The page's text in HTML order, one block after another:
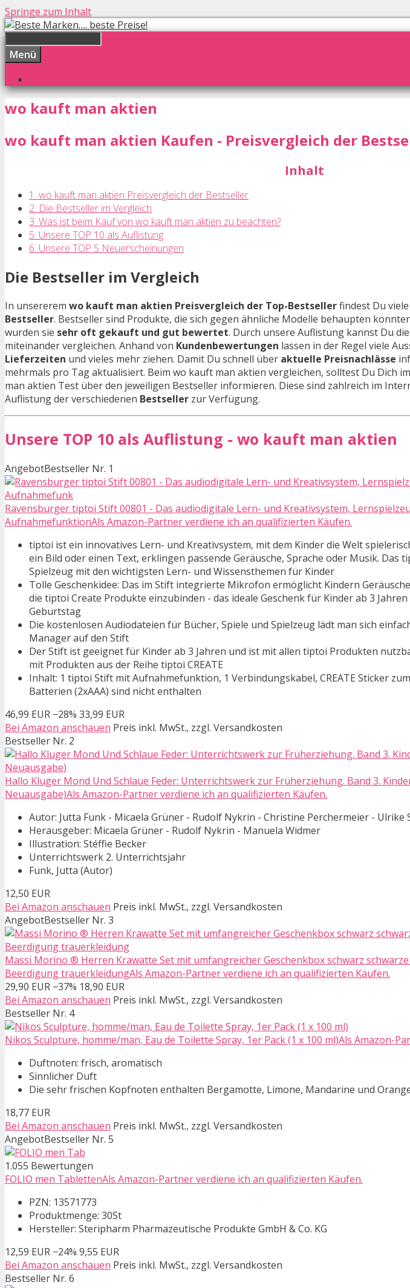
Springe zum Inhalt
Menü
wo kauft man aktien
wo kauft man aktien Kaufen - Preisvergleich der
Inhalt
1. wo kauft man aktien Preisvergleich der Bestseller
2. Die Bestseller im Vergleich
3. Was ist beim Kauf von wo kauft man aktien zu beachten?
5. Unsere TOP 10 als Auflistung
6. Unsere TOP 5 Neuerscheinungen
Die Bestseller im Vergleich
In unsererem wo kauft man aktien Preisvergleich der Top-Bestsellerfindest Du
Bestseller. Bestseller sind Produkte, die sich gegen ähnliche Modelle behaupten
wurden sie sehr oft gekauft und gut bewertet. Durch unsere Auflistung kannst Du die
miteinander vergleichen. Anhand von Kundenbewertungen lassen in der Regel viele
Lieferzeiten und vieles mehr ziehen. Damit Du schnell über aktuelle Preisnachlässe
mehrmals pro Tag aktualisiert. Beim wo kauft man aktien vergleichen, solltest Du Dich
man aktien Test über den jeweiligen Bestseller informieren. Diese sind zahlreich im
Auflistung der verschiedenen Bestseller zur Verfügung.
Unsere TOP 10 als Auflistung - wo kauft man aktien
AngebotBestseller Nr. 1
Ravensburger tiptoi Stift 00801 - Das audiodigitale Lern- und Kreativsystem,
AufnahmefunktionAls Amazon-Partner verdiene ich an qualifizierten Käufen.
tiptoi ist ein innovatives Lern- und Kreativsystem, mit dem Kinder die Welt
ein Bild oder einen Text, erklingen passende Geräusche, Sprache oder Musik. Das
Spielzeug mit den wichtigsten Lern- und Wissensthemen für Kinder
Tolle Geschenkidee: Das im Stift integrierte Mikrofon ermöglicht Kindern
die tiptoi Create Produkte einzubinden - das ideale Geschenk für Kinder ab 3
Geburtstag
Die kostenlosen Audiodateien für Bücher, Spiele und Spielzeug lädt man sich
Manager auf den Stift
Der Stift ist geeignet für Kinder ab 3 Jahren und ist mit allen tiptoi Produkten
mit Produkten aus der Reihe tiptoi CREATE
Inhalt: 1 tiptoi Stift mit Aufnahmefunktion, 1 Verbindungskabel, CREATE Sticker
Batterien (2xAAA) sind nicht enthalten
46,99 EUR −28% 33,99 EUR
Bei Amazon anschauen Preis inkl. MwSt., zzgl. Versandkosten
Bestseller Nr. 2
Hallo Kluger Mond Und Schlaue Feder: Unterrichtswerk zur Früherziehung. Band 3.
Neuausgabe)Als Amazon-Partner verdiene ich an qualifizierten Käufen.
Autor: Jutta Funk - Micaela Grüner - Rudolf Nykrin - Christine Perchermeier - Ulrike
Herausgeber: Micaela Grüner - Rudolf Nykrin - Manuela Widmer
Illustration: Stéffie Becker
Unterrichtswerk 2. Unterrichtsjahr
Funk, Jutta (Autor)
12,50 EUR
Bei Amazon anschauen Preis inkl. MwSt., zzgl. Versandkosten
AngebotBestseller Nr. 3
Massi Morino ® Herren Krawatte Set mit umfangreicher Geschenkbox schwarz
Beerdigung trauerkleidungAls Amazon-Partner verdiene ich an qualifizierten Käufen.
29,90 EUR −37% 18,90 EUR
Bei Amazon anschauen Preis inkl. MwSt., zzgl. Versandkosten
Bestseller Nr. 4
Nikos Sculpture, homme/man, Eau de Toilette Spray, 1er Pack (1 x 100 ml)Als Amazon-
Duftnoten: frisch, aromatisch
Sinnlicher Duft
Die sehr frischen Kopfnoten enthalten Bergamotte, Limone, Mandarine und
18,77 EUR
Bei Amazon anschauen Preis inkl. MwSt., zzgl. Versandkosten
AngebotBestseller Nr. 5
1.055 Bewertungen
FOLIO men TablettenAls Amazon-Partner verdiene ich an qualifizierten Käufen.
PZN: 13571773
Produktmenge: 30St
Hersteller: Steripharm Pharmazeutische Produkte GmbH & Co. KG
12,59 EUR −24% 9,55 EUR
Bei Amazon anschauen Preis inkl. MwSt., zzgl. Versandkosten
Bestseller Nr. 6